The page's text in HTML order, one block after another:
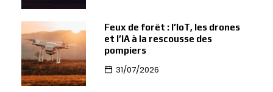
Feux de forêt : l’IoT, les drones
et l’IA à la rescousse des
pompiers
31/07/2026